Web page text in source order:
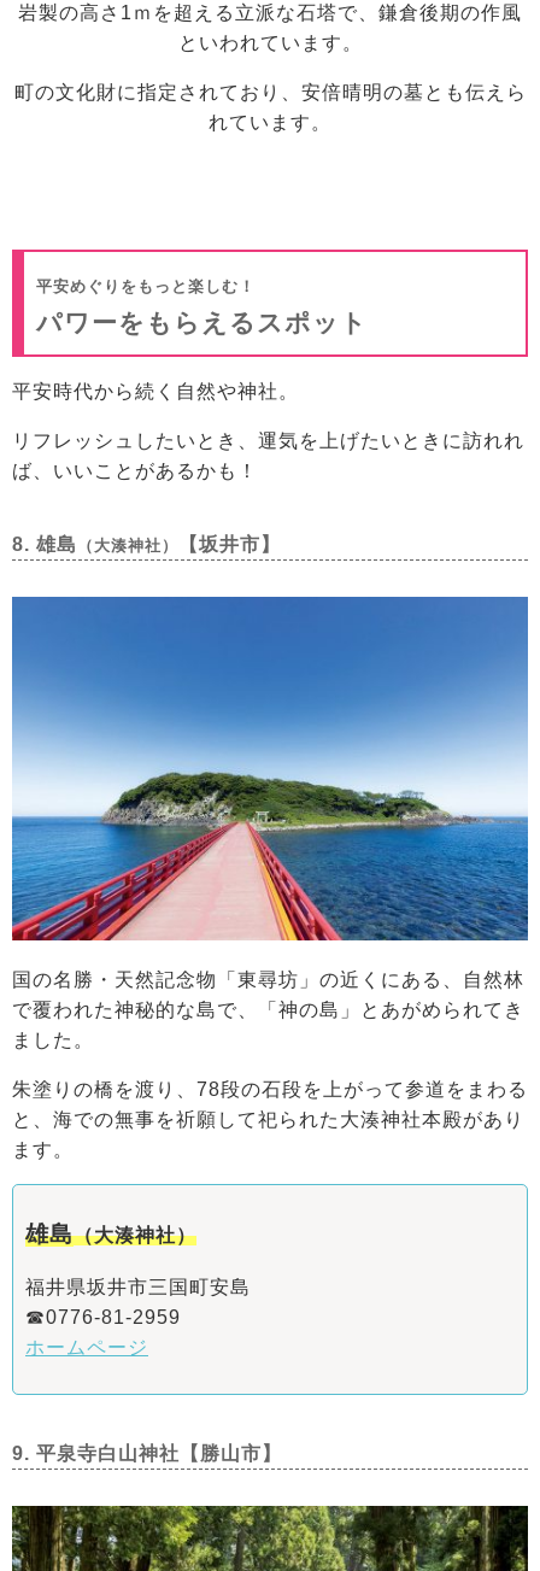
岩製の高さ1ｍを超える立派な石塔で、鎌倉後期の作風
といわれています。
町の文化財に指定されており、安倍晴明の墓とも伝えら
れています。
平安めぐりをもっと楽しむ！
パワーをもらえるスポット
平安時代から続く自然や神社。
リフレッシュしたいとき、運気を上げたいときに訪れれ
ば、いいことがあるかも！
8. 雄島 （大湊神社） 【坂井市】
国の名勝・天然記念物「東尋坊」の近くにある、自然林
で覆われた神秘的な島で、「神の島」とあがめられてき
ました。
朱塗りの橋を渡り、78段の石段を上がって参道をまわる
と、海での無事を祈願して祀られた大湊神社本殿があり
ます。
雄島（大湊神社）
福井県坂井市三国町安島
☎0776-81-2959
ホームページ
9. 平泉寺白山神社【勝山市】